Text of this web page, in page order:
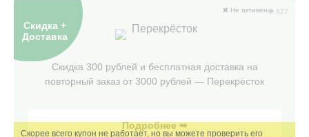
Скидка +
Доставка
Перекрёсток
Скидка 300 рублей и бесплатная доставка на
повторный заказ от 3000 рублей — Перекрёсток
❌ Не активен👁 627
Подробнее ➥